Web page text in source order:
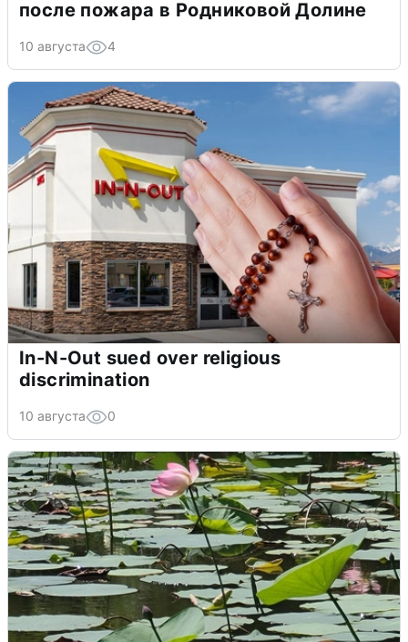
после пожара в Родниковой Долине
10 августа 4
In-N-Out sued over religious
discrimination
10 августа 0